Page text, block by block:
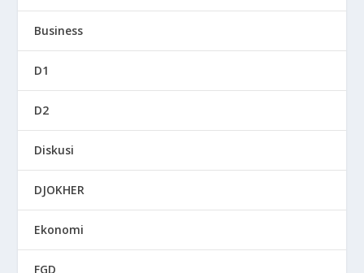
Business
D1
D2
Diskusi
DJOKHER
Ekonomi
FGD